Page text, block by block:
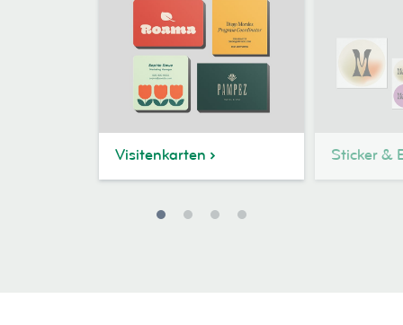
Visitenkarten Sticker &